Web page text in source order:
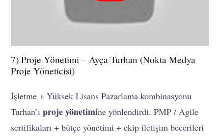
7) Proje Yönetimi – Ayça Turhan (Nokta Medya
Proje Yöneticisi)
İşletme + Yüksek Lisans Pazarlama kombinasyonu
Turhan’ıproje yönetimine yönlendirdi. PMP / Agile
sertifikaları + bütçe yönetimi + ekip iletişim becerileri